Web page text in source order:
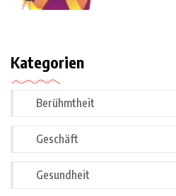
Kategorien
Berühmtheit
Geschäft
Gesundheit